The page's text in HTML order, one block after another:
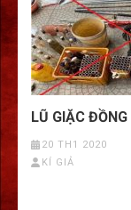
LŨ GIẶC
20 TH1 2020
KÍ GIẢ